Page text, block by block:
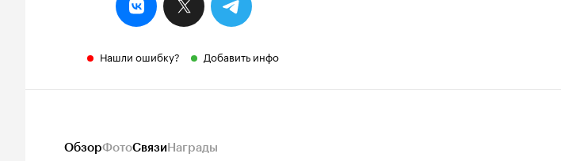
Нашли ошибку? Добавить инфо
ОбзорФотоСвязиНаграды